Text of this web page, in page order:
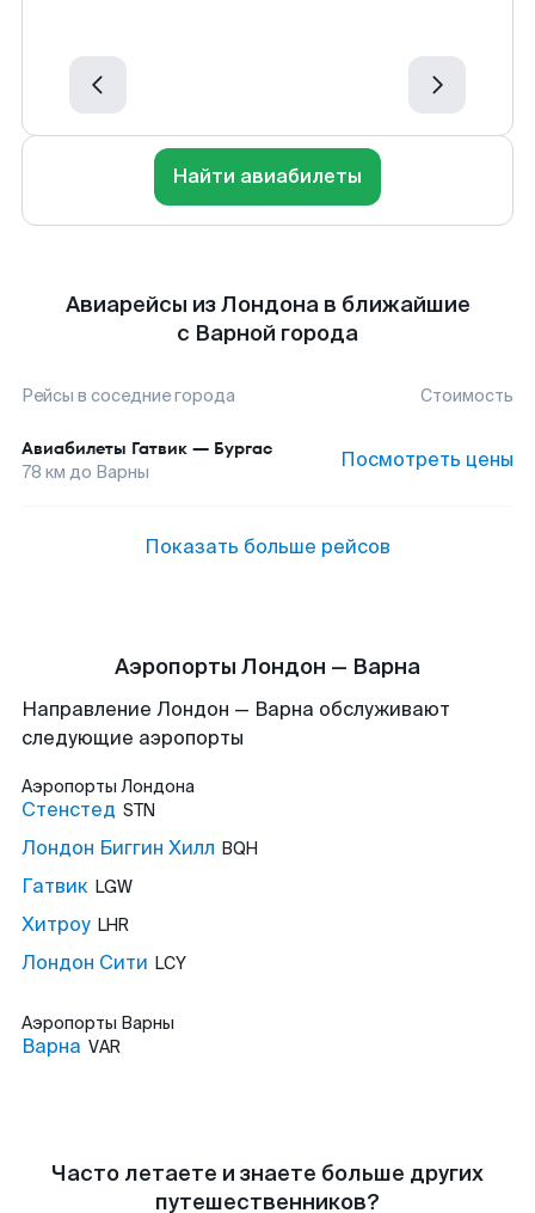
Найти авиабилеты
Авиарейсы из Лондона в ближайшие
с Варной города
Рейсы в соседние города Стоимость
Авиабилеты Гатвик — Бургас
78 км до Варны Посмотреть цены
Показать больше рейсов
Аэропорты Лондон — Варна
Направление Лондон — Варна обслуживают
следующие аэропорты
Аэропорты Лондона
Стенстед STN
Лондон Биггин Хилл BQH
Гатвик LGW
Хитроу LHR
Лондон Сити LCY
Аэропорты Варны
Варна VAR
Часто летаете и знаете больше других
путешественников?